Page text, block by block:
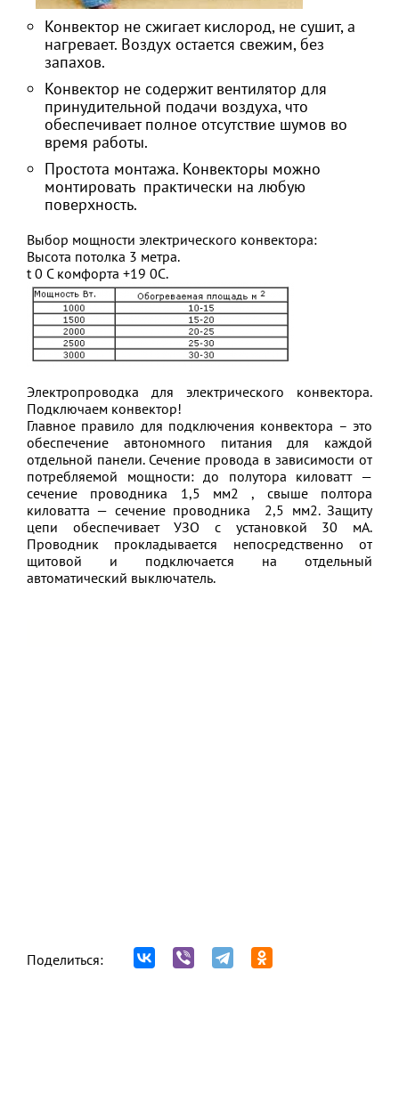
Конвектор не сжигает кислород, не сушит, а
нагревает. Воздух остается свежим, без
запахов.
Конвектор не содержит вентилятор для
принудительной подачи воздуха, что
обеспечивает полное отсутствие шумов во
время работы.
Простота монтажа. Конвекторы можно
монтировать практически на любую
поверхность.
Выбор мощности электрического конвектора:
Высота потолка 3 метра.
t 0 C комфорта +19 0С.
Электропроводка для электрического конвектора.
Подключаем конвектор!
Главное правило для подключения конвектора – это
обеспечение автономного питания для каждой
отдельной панели. Сечение провода в зависимости от
потребляемой мощности: до полутора киловатт —
сечение проводника 1,5 мм2 , свыше полтора
киловатта — сечение проводника 2,5 мм2. Защиту
цепи обеспечивает УЗО с установкой 30 мА.
Проводник прокладывается непосредственно от
щитовой и подключается на отдельный
автоматический выключатель.
Поделиться: